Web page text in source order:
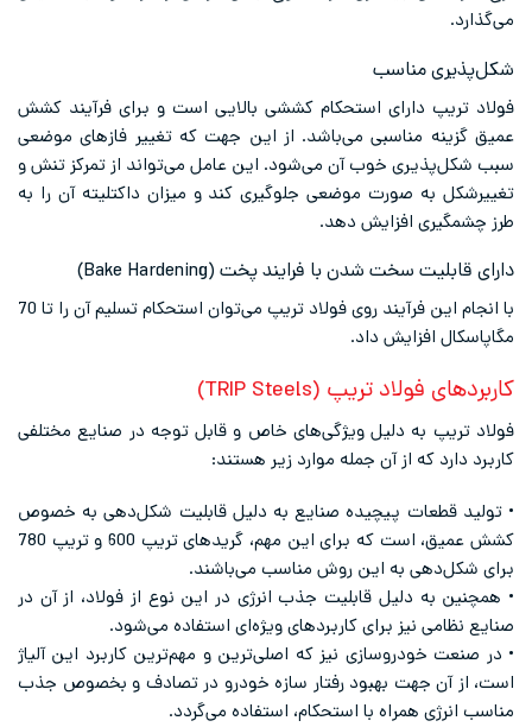
می‌گذارد.
شکل‌پذیری مناسب
فولاد تریپ دارای استحکام کششی بالایی است و برای فرآیند کشش
عمیق گزینه مناسبی می‌باشد. از این جهت که تغییر فازهای موضعی
سبب شکل‌پذیری خوب آن می‌شود. این عامل می‌تواند از تمرکز تنش و
تغییرشکل به صورت موضعی جلوگیری کند و میزان داکتلیته آن را به
طرز چشمگیری افزایش دهد.
دارای قابلیت سخت شدن با فرایند پخت (Bake Hardening)
با انجام این فرآیند روی فولاد تریپ می‌توان استحکام تسلیم آن را تا 70
مگاپاسکال افزایش داد.
کاربردهای فولاد تریپ (TRIP Steels)
فولاد تریپ به دلیل ویژگی‌های خاص و قابل توجه در صنایع مختلفی
کاربرد دارد که از آن جمله موارد زیر هستند:
• تولید قطعات پیچیده صنایع به دلیل قابلیت شکل‌دهی به خصوص
کشش عمیق، است که برای این مهم، گریدهای تریپ 600 و تریپ 780
برای شکل‌دهی به این روش مناسب می‌باشند.
• همچنین به دلیل قابلیت جذب انرژی در این نوع از فولاد، از آن در
صنایع نظامی نیز برای کاربردهای ویژه‌ای استفاده می‌شود.
• در صنعت خودروسازی نیز که اصلی‌ترین و مهم‌ترین کاربرد این آلیاژ
است، از آن جهت بهبود رفتار سازه خودرو در تصادف و بخصوص جذب
مناسب انرژی همراه با استحکام، استفاده می‌گردد.